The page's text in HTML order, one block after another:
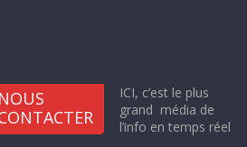
NOUS
ICI, c’est le plus
grand média de
l’info en temps réel